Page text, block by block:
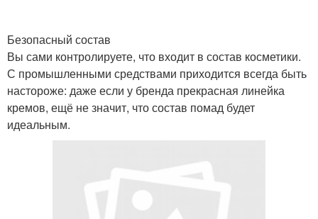
Безопасный состав
Вы сами контролируете, что входит в состав косметики.
С промышленными средствами приходится всегда быть
настороже: даже если у бренда прекрасная линейка
кремов, ещё не значит, что состав помад будет
идеальным.